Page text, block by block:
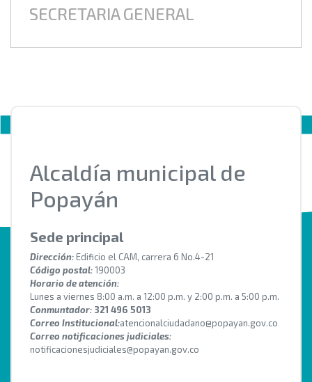
SECRETARIA GENERAL
Alcaldía municipal de
Popayán
Sede principal
Dirección: Edificio el CAM, carrera 6 No.4-21
Código postal:190003
Horario de atención:
Lunes a viernes 8:00 a.m. a 12:00 p.m. y 2:00 p.m. a 5:00 p.m.
Conmuntador: 321 496 5013
Correo Institucional:atencionalciudadano@popayan.gov.co
Correo notificaciones judiciales:
notificacionesjudiciales@popayan.gov.co